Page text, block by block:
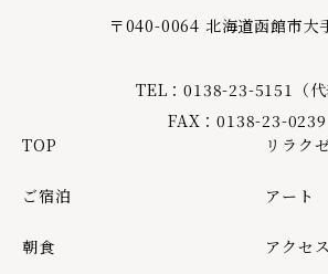
〒040-0064 北海道函館市大
TEL：0138-23-5151（代
FAX：0138-23-0239
TOP
ご宿泊
朝食
リラク
アート
アクセス